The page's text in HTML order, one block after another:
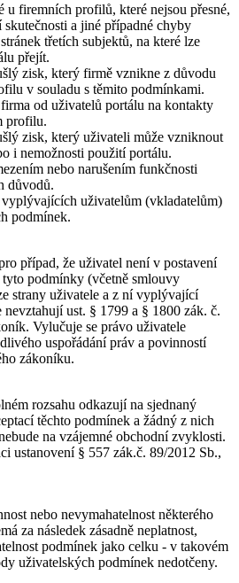
u firemních profilů, které nejsou přesné,
a jiné případné chyby
třetích subjektů, na které lze
přejít.
zisk, který firmě vznikne z důvodu
v souladu s těmito podmínkami.
od uživatelů portálu na kontakty
profilu.
zisk, který uživateli může vzniknout
i nemožnosti použití portálu.
nebo narušením funkčnosti
důvodů.
vyplývajících uživatelům (vkladatelům)
podmínek.
případ, že uživatel není v postavení
podmínky (včetně smlouvy
strany uživatele a z ní vyplývající
nevztahují ust. § 1799 a § 1800 zák. č.
Vylučuje se právo uživatele
uspořádání práv a povinností
zákoníku.
rozsahu odkazují na sjednaný
těchto podmínek a žádný z nich
na vzájemné obchodní zvyklosti.
ustanovení § 557 zák.č. 89/2012 Sb.,
nebo nevymahatelnost některého
za následek zásadně neplatnost,
podmínek jako celku - v takovém
uživatelských podmínek nedotčeny.